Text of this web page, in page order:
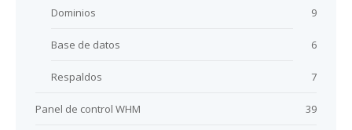
Dominios 9
Base de datos 6
Respaldos 7
Panel de control WHM 39